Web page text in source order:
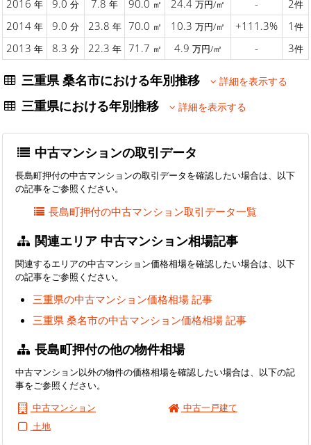
2016 年 9.0 分 7.8 年 90.0 ㎡ 24.4 万円/㎡ - 2件
2014 年 9.0 分 23.8 年 70.0 ㎡ 10.3 万円/㎡ +111.3% 1 件
2013 年 8.3 分 22.3 年 71.7 ㎡ 4.9 万円/㎡ - 3件
三重県 桑名市における年別推移 詳細を表示する
三重県における年別推移 詳細を表示する
中古マンションの取引データ
長島町押付の中古マンションの取引データを確認したい場合は、以下
の記事をご参照ください。
長島町押付の中古マンション取引データ一覧
関連エリア 中古マンション相場記事
関連するエリアの中古マンション価格相場を確認したい場合は、以下
の記事をご参照ください。
三重県の中古マンション価格相場 記事
三重県 桑名市の中古マンション価格相場 記事
長島町押付の他の物件相場
中古マンション以外の物件の価格相場を確認したい場合は、以下の記
事をご参照ください。
中古マンション
中古一戸建て
土地